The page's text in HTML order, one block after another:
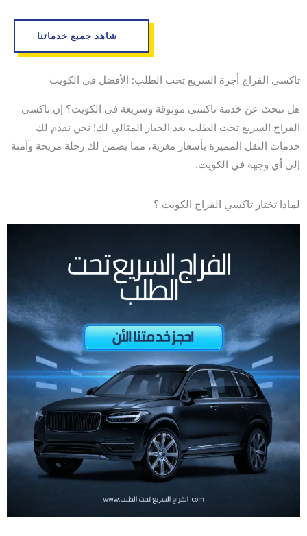
شاهد جميع خدماتنا
تاكسي الفراج أجرة السريع تحت الطلب: الأفضل في الكويت
هل تبحث عن خدمة تاكسي موثوقة وسريعة في الكويت؟ إن تاكسي
الفراج السريع تحت الطلب يعد الخيار المثالي لك! نحن نقدم لك
خدمات النقل المميزة بأسعار مغرية، مما يضمن لك رحلة مريحة وآمنة
إلى أي وجهة في الكويت.
لماذا تختار تاكسي الفراج الكويت ؟